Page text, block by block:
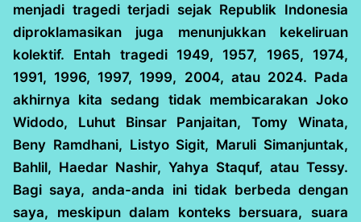
menjadi tragedi terjadi sejak Republik Indonesia
diproklamasikan juga menunjukkan kekeliruan
kolektif. Entah tragedi 1949, 1957, 1965, 1974,
1991, 1996, 1997, 1999, 2004, atau 2024. Pada
akhirnya kita sedang tidak membicarakan Joko
Widodo, Luhut Binsar Panjaitan, Tomy Winata,
Beny Ramdhani, Listyo Sigit, Maruli Simanjuntak,
Bahlil, Haedar Nashir, Yahya Staquf, atau Tessy.
Bagi saya, anda-anda ini tidak berbeda dengan
saya, meskipun dalam konteks bersuara, suara